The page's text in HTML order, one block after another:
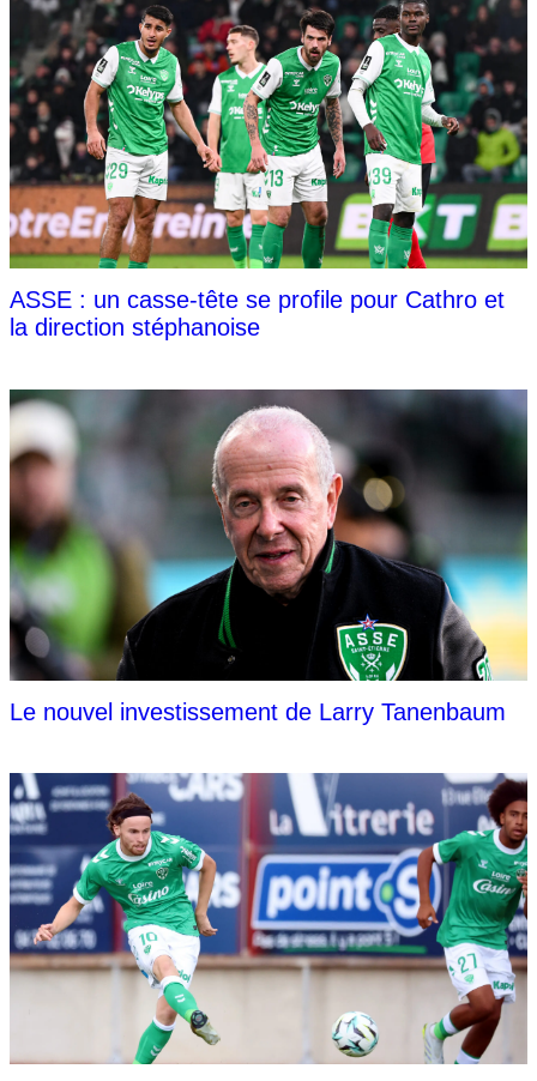
ASSE : un casse-tête se profile pour Cathro et
la direction stéphanoise
Le nouvel investissement de Larry Tanenbaum